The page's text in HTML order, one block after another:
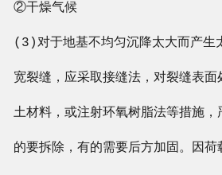
②干燥气候
(3)对于地基不均匀沉降太大而产生
宽裂缝，应采取接缝法，对裂缝表面
土材料，或注射环氧树脂法等措施
的要拆除，有的需要后方加固。因荷